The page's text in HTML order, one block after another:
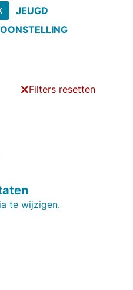
JEUGD
Filters resetten
te wijzigen.